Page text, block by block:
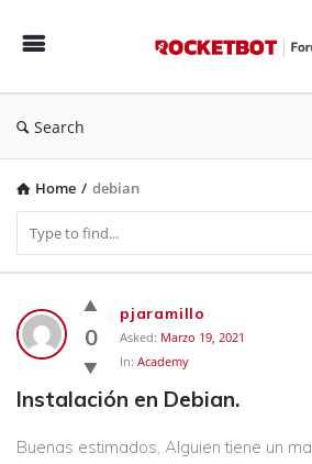
Forum
Search
Home / debian
Rocketbot
Forum
Latest
Questions
0
pjaramillo
Asked: Marzo 19, 2021
In: Academy
Instalación en Debian.
Buenas estimados, Alguien tiene un